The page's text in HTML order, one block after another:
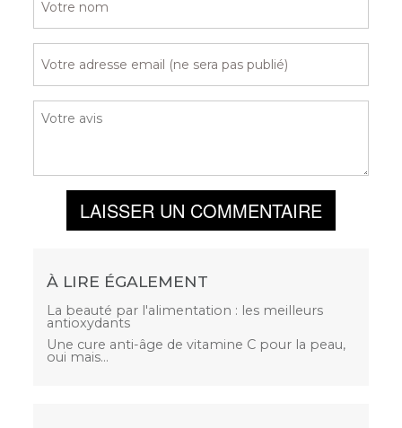
LAISSER UN COMMENTAIRE
À LIRE ÉGALEMENT
La beauté par l'alimentation : les meilleurs
antioxydants
Une cure anti-âge de vitamine C pour la peau,
oui mais...